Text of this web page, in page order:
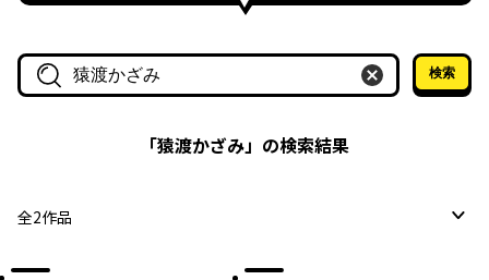
作品名・作家名で探す
検索
「猿渡かざみ」の検索結果
全2作品